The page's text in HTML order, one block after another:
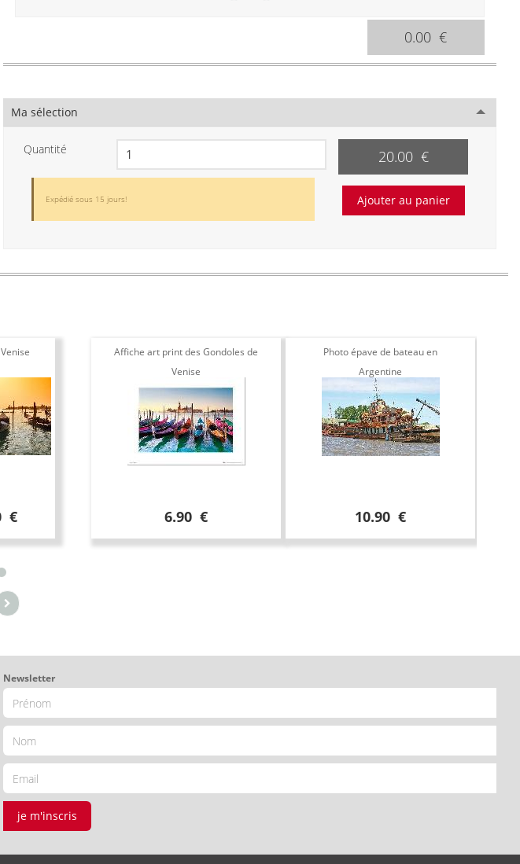
0.00 €
Ma sélection
Quantité 20.00 €
Expédié sous 15 jours!
€
Affiche art print des Gondoles de
Venise
6.90 €
Photo épave de bateau en
Argentine
10.90 €
Newsletter
je m'inscris